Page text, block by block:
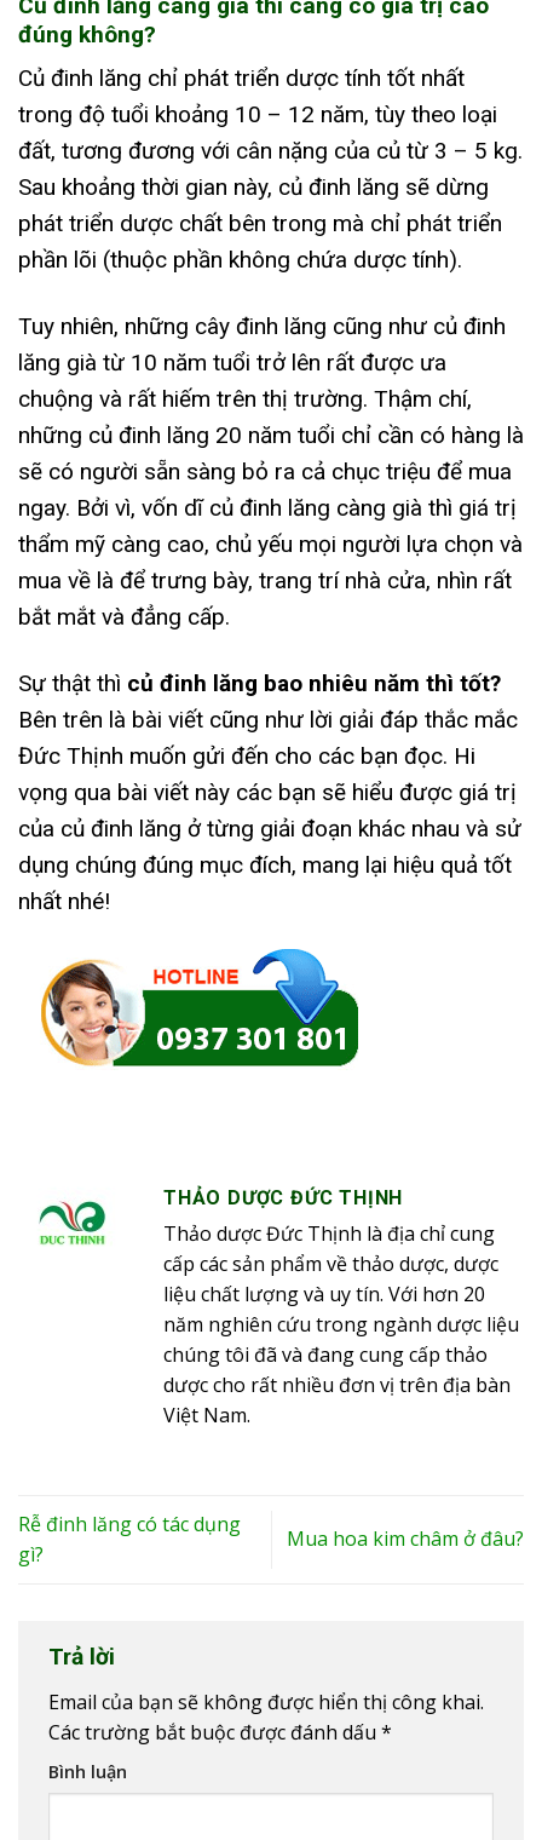
đúng không?
Củ đinh lăng chỉ phát triển dược tính tốt nhất
trong độ tuổi khoảng 10 – 12 năm, tùy theo loại
đất, tương đương với cân nặng của củ từ 3 – 5 kg.
Sau khoảng thời gian này, củ đinh lăng sẽ dừng
phát triển dược chất bên trong mà chỉ phát triển
phần lõi (thuộc phần không chứa dược tính).
Tuy nhiên, những cây đinh lăng cũng như củ đinh
lăng già từ 10 năm tuổi trở lên rất được ưa
chuộng và rất hiếm trên thị trường. Thậm chí,
những củ đinh lăng 20 năm tuổi chỉ cần có hàng là
sẽ có người sẵn sàng bỏ ra cả chục triệu để mua
ngay. Bởi vì, vốn dĩ củ đinh lăng càng già thì giá trị
thẩm mỹ càng cao, chủ yếu mọi người lựa chọn và
mua về là để trưng bày, trang trí nhà cửa, nhìn rất
bắt mắt và đẳng cấp.
Sự thật thì củ đinh lăng bao nhiêu năm thì tốt?
Bên trên là bài viết cũng như lời giải đáp thắc mắc
Đức Thịnh muốn gửi đến cho các bạn đọc. Hi
vọng qua bài viết này các bạn sẽ hiểu được giá trị
của củ đinh lăng ở từng giải đoạn khác nhau và sử
dụng chúng đúng mục đích, mang lại hiệu quả tốt
nhất nhé!
THẢO DƯỢC ĐỨC THỊNH
Thảo dược Đức Thịnh là địa chỉ cung
cấp các sản phẩm về thảo dược, dược
liệu chất lượng và uy tín. Với hơn 20
năm nghiên cứu trong ngành dược liệu
chúng tôi đã và đang cung cấp thảo
dược cho rất nhiều đơn vị trên địa bàn
Việt Nam.
Rễ đinh lăng có tác dụng
gì?
Mua hoa kim châm ở đâu?
Trả lời
Email của bạn sẽ không được hiển thị công khai.
Các trường bắt buộc được đánh dấu *
Bình luận